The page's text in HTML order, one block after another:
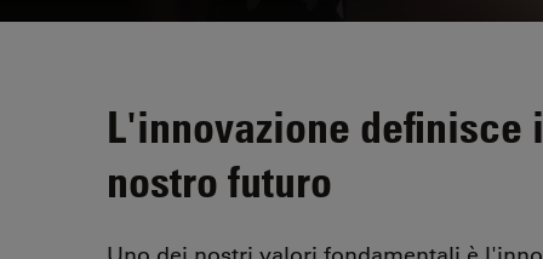
L'innovazione definisce
nostro futuro